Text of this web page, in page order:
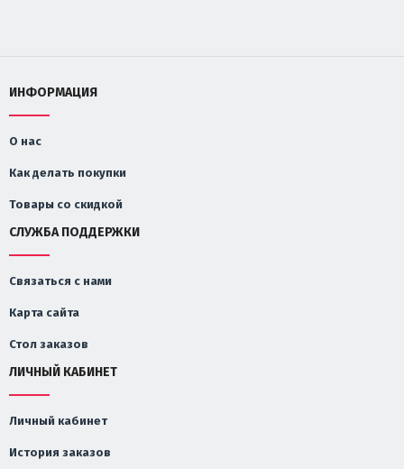
ИНФОРМАЦИЯ
О нас
Как делать покупки
Товары со скидкой
СЛУЖБА ПОДДЕРЖКИ
Связаться с нами
Карта сайта
Стол заказов
ЛИЧНЫЙ КАБИНЕТ
Личный кабинет
История заказов